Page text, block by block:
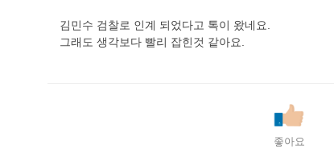
김민수 검찰로 인계 되었다고 톡이 왔네요.
그래도 생각보다 빨리 잡힌것 같아요.
좋아요